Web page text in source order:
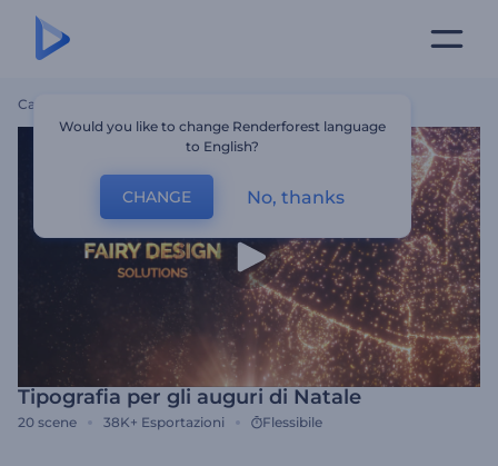
Casa
Tipografia per gli auguri di Natale
20 scene 38K+ Esportazioni Flessibile
Would you like to change Renderforest language
to English?
CHANGE No, thanks